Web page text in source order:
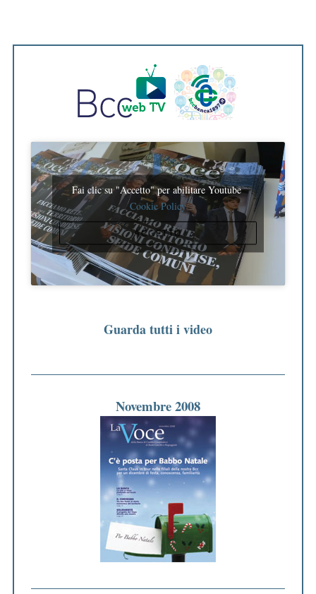
Fai clic su "Accetto" per abilitare Youtube
Cookie Policy
ACCETTO
Guarda tutti i video
Novembre 2008
a
: